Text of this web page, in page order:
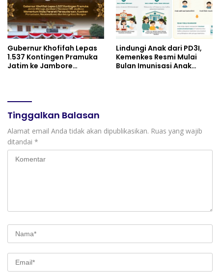
Gubernur Khofifah Lepas
1.537 Kontingen Pramuka
Jatim ke Jambore
Semangat Nasionalisme
Lindungi Anak dari PD3I,
Kemenkes Resmi Mulai
Bulan Imunisasi Anak
Tinggalkan Balasan
Alamat email Anda tidak akan dipublikasikan. Ruas yang wajib
ditandai *